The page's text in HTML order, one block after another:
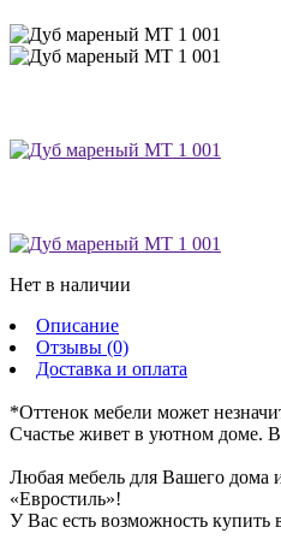
Нет в наличии
Описание
Отзывы (0)
Доставка и оплата
*Оттенок мебели может
Счастье живет в уютном доме.
Любая мебель для Вашего дома
«Евростиль»!
У Вас есть возможность купить